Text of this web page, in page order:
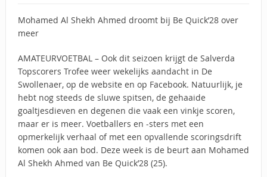
Mohamed Al Shekh Ahmed droomt bij Be Quick’28 over
meer
AMATEURVOETBAL – Ook dit seizoen krijgt de Salverda
Topscorers Trofee weer wekelijks aandacht in De
Swollenaer, op de website en op Facebook. Natuurlijk, je
hebt nog steeds de sluwe spitsen, de gehaaide
goaltjesdieven en degenen die vaak een vinkje scoren,
maar er is meer. Voetballers en -sters met een
opmerkelijk verhaal of met een opvallende scoringsdrift
komen ook aan bod. Deze week is de beurt aan Mohamed
Al Shekh Ahmed van Be Quick’28 (25).